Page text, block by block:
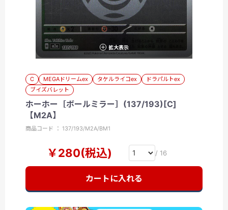
拡大表示
C MEGAドリームex タケルライコex
ドラパルトex
ブイズバレット
ホーホー［ボールミラー］(137/193)[C]
【M2A】
商品コード ： 137/193/M2A/BM1
￥280(税込) / 16
カートに入れる